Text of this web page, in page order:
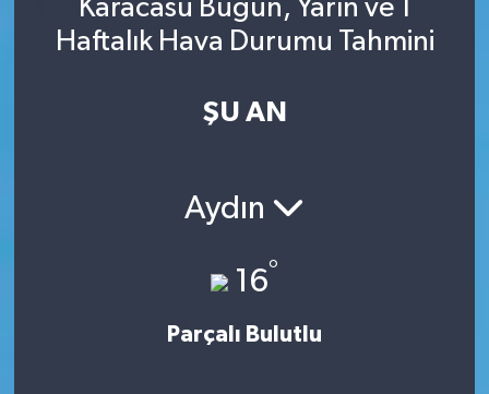
Karacasu Bugün, Yarın ve 1
Haftalık Hava Durumu Tahmini
ŞU AN
Aydın
16°
Parçalı Bulutlu
Ekonomi
Son Dakika Haberleri